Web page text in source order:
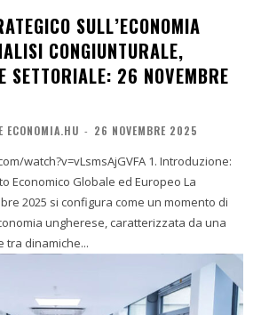
SULL’ECONOMIA
CONGIUNTURALE,
SETTORIALE: 26 NOVEMBRE
ECONOMIA.HU - 26 NOVEMBRE 2025
1. Introduzione:
Globale ed Europeo La
2025 si configura come un momento di
ungherese, caratterizzata da una
tra dinamiche...